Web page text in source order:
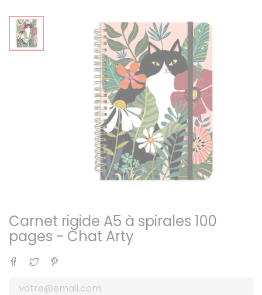
Carnet rigide A5 à spirales 100
pages - Chat Arty
Partager
Tweet